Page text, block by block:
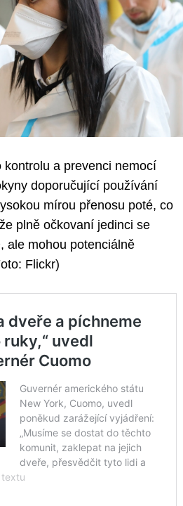
a prevenci nemocí
doporučující používání
mírou přenosu poté, co
plně očkovaní jedinci se
ale mohou potenciálně
Flickr)